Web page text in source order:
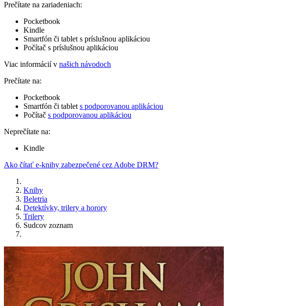
Prečítate na zariadeniach:
Pocketbook
Kindle
Smartfón či tablet s príslušnou aplikáciou
Počítač s príslušnou aplikáciou
Viac informácií v našich návodoch
Prečítate na:
Pocketbook
Smartfón či tablet s podporovanou aplikáciou
Počítač s podporovanou aplikáciou
Neprečítate na:
Kindle
Ako čítať e-knihy zabezpečené cez Adobe DRM?
Knihy
Beletria
Detektívky, trilery a horory
Trilery
Sudcov zoznam